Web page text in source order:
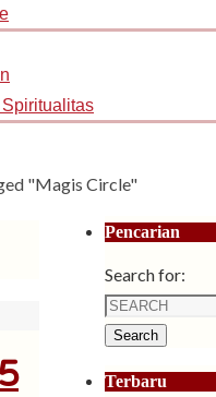
Spiritualitas
"Magis Circle"
Pencarian
Search for:
Search
Terbaru